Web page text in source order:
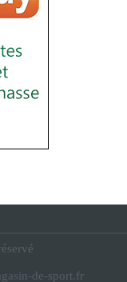
de-sport.fr